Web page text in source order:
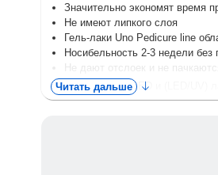
Значительно экономят время
Не имеют липкого слоя
Гель-лаки Uno Pedicure line
Носибельность 2-3 недели
Не дают отслоек и не
Полимеризация: LED и (LED/UV)
Читать дальше